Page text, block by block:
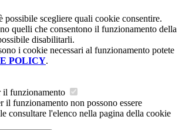
possibile scegliere quali cookie consentire.
quelli che consentono il funzionamento della
disabilitarli.
i cookie necessari al funzionamento potete
POLICY.
il funzionamento
il funzionamento non possono essere
consultare l'elenco nella pagina della cookie